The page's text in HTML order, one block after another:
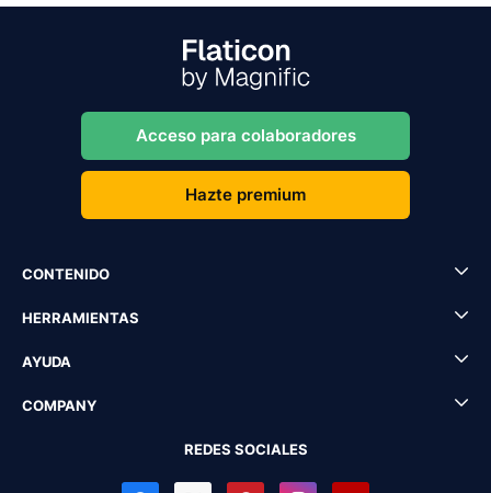
Acceso para colaboradores
Hazte premium
CONTENIDO
HERRAMIENTAS
AYUDA
COMPANY
REDES SOCIALES